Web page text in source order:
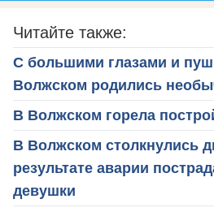
Читайте также:
С большими глазами и
Волжском родились
В Волжском горела
В Волжском столкнулись
результате аварии
девушки